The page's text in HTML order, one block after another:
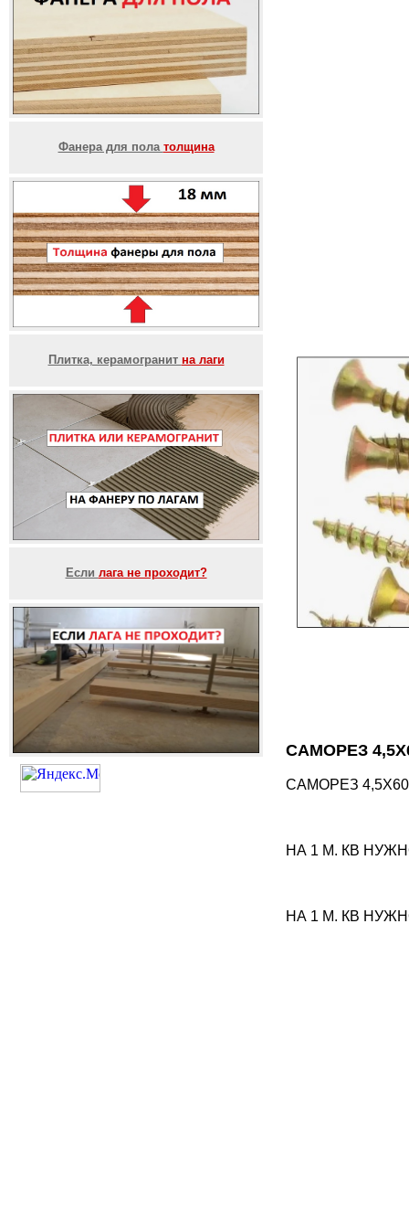
Фанера для пола толщина
Плитка, керамогранит на лаги
Если лага не проходит?
САМОРЕЗ
САМОРЕЗ 4,5Х60
НА 1 М. КВ
НА 1 М. КВ